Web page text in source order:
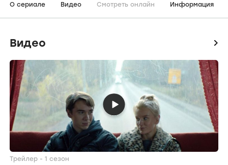
О сериале Видео Смотреть онлайн Информация
Видео icon
Трейлер - 1 сезон